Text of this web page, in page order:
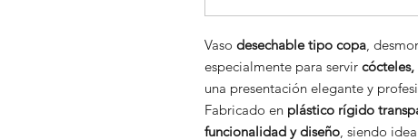
Vaso desechable tipo copa,
especialmente para servir
una presentación elegante y
Fabricado en plástico rígido
funcionalidad y diseño, siendo